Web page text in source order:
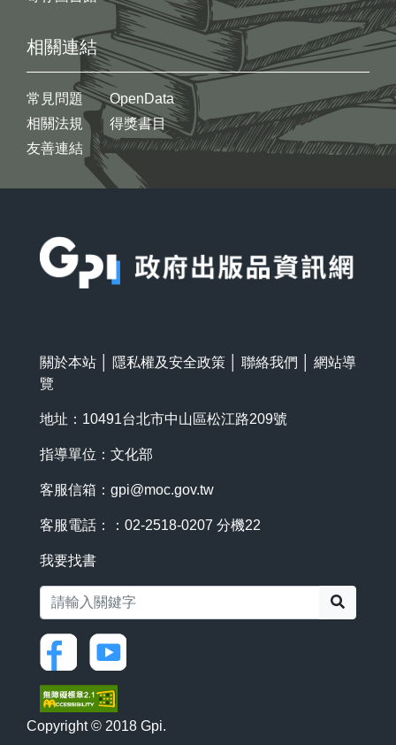
相關連結
常見問題
相關法規
友善連結
OpenData
得獎書目
關於本站 隱私權及安全政策 聯絡我們
網站導
覽
地址：10491台北市中山區松江路209號
指導單位：文化部
客服信箱： gpi@moc.gov.tw
客服電話：：02-2518-0207 分機22
我要找書
Copyright © 2018 Gpi.